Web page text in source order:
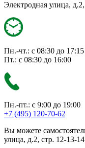
Электродная улица,
Пн.-чт.: с 08:30 до 17:15
Пт.: с 08:30 до 16:00
Пн.-пт.: с 9:00 до 19:00
+7 (495) 120-70-62
Вы можете
улица, д.2, стр. 12-13-